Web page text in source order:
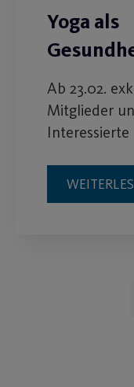
Yoga als
Ab 23.02.
Mitglieder
Interessierte